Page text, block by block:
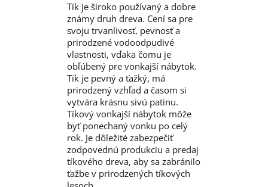
Tík je široko používaný a dobre
známy druh dreva. Cení sa pre
svoju trvanlivosť, pevnosť a
prirodzené vodoodpudivé
vlastnosti, vďaka čomu je
obľúbený pre vonkajší nábytok.
Tík je pevný a ťažký, má
prirodzený vzhľad a časom si
vytvára krásnu sivú patinu.
Tíkový vonkajší nábytok môže
byť ponechaný vonku po celý
rok. Je dôležité zabezpečiť
zodpovednú produkciu a predaj
tíkového dreva, aby sa zabránilo
ťažbe v prirodzených tíkových